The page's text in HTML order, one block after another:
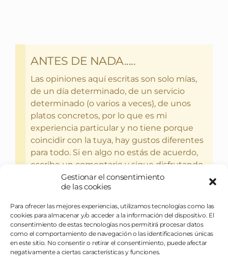
Gestionar el consentimiento
de las cookies
Para ofrecer las mejores experiencias, utilizamos tecnologías como las
cookies para almacenar y/o acceder a la información del dispositivo. El
consentimiento de estas tecnologías nos permitirá procesar datos
como el comportamiento de navegación o las identificaciones únicas
en este sitio. No consentir o retirar el consentimiento, puede afectar
negativamente a ciertas características y funciones.
ANTES DE NADA.....
Las opiniones aquí escritas son solo mías,
de un día determinado, de un servicio
determinado (o varios a veces), de unos
platos concretos, por lo que es mi
experiencia particular y no tiene porque
coincidir con la tuya, hay gustos diferentes
para todo. Si en algo no estás de acuerdo,
escribe un comentario y sigue disfrutando
del bebercio y el glotoneo.